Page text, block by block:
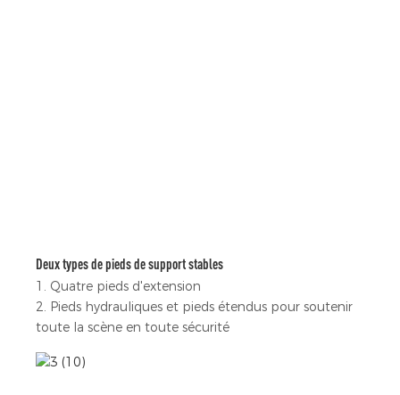
Deux types de pieds de support stables
1. Quatre pieds d'extension
2. Pieds hydrauliques et pieds étendus pour soutenir
toute la scène en toute sécurité